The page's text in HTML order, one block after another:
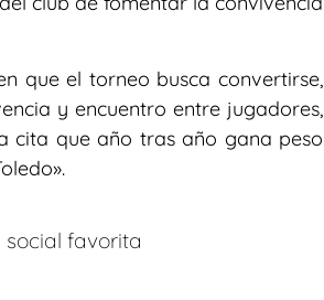
que el torneo busca convertirse,
y encuentro entre jugadores,
cita que año tras año gana peso
favorita